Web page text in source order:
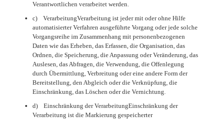
Verantwortlichen verarbeitet werden.
c) VerarbeitungVerarbeitung ist jeder mit oder ohne Hilfe
automatisierter Verfahren ausgeführte Vorgang oder jede solche
Vorgangsreihe im Zusammenhang mit personenbezogenen
Daten wie das Erheben, das Erfassen, die Organisation, das
Ordnen, die Speicherung, die Anpassung oder Veränderung, das
Auslesen, das Abfragen, die Verwendung, die Offenlegung
durch Übermittlung, Verbreitung oder eine andere Form der
Bereitstellung, den Abgleich oder die Verknüpfung, die
Einschränkung, das Löschen oder die Vernichtung.
d) Einschränkung der VerarbeitungEinschränkung der
Verarbeitung ist die Markierung gespeicherter